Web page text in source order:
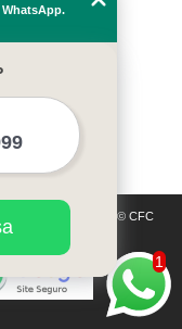
autorais. Copyright© CFC
1